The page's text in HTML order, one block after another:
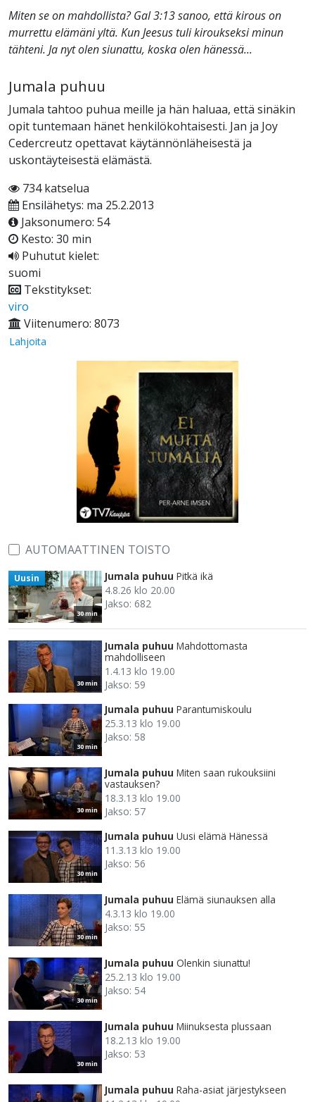
Miten se on mahdollista? Gal 3:13 sanoo, että kirous on
murrettu elämäni yltä. Kun Jeesus tuli kiroukseksi minun
tähteni. Ja nyt olen siunattu, koska olen hänessä...
Jumala puhuu
Jumala tahtoo puhua meille ja hän haluaa, että sinäkin
opit tuntemaan hänet henkilökohtaisesti. Jan ja Joy
Cedercreutz opettavat käytännönläheisestä ja
uskontäyteisestä elämästä.
734 katselua
Ensilähetys: ma 25.2.2013
Jaksonumero: 54
Kesto: 30 min
Puhutut kielet:
suomi
Tekstitykset:
viro
Viitenumero: 8073
Lahjoita
AUTOMAATTINEN TOISTO
30 min
Uusin Jumala puhuu Pitkä ikä
4.8.26 klo 20.00
Jakso: 682
30 min
Jumala puhuu Mahdottomasta
mahdolliseen
1.4.13 klo 19.00
Jakso: 59
30 min
Jumala puhuu Parantumiskoulu
25.3.13 klo 19.00
Jakso: 58
30 min
Jumala puhuu Miten saan rukouksiini
vastauksen?
18.3.13 klo 19.00
Jakso: 57
30 min
Jumala puhuu Uusi elämä Hänessä
11.3.13 klo 19.00
Jakso: 56
30 min
Jumala puhuu Elämä siunauksen alla
4.3.13 klo 19.00
Jakso: 55
30 min
Jumala puhuu Olenkin siunattu!
25.2.13 klo 19.00
Jakso: 54
30 min
Jumala puhuu Miinuksesta plussaan
18.2.13 klo 19.00
Jakso: 53
Jumala puhuu Raha-asiat järjestykseen